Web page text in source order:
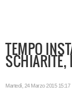
TEMPO
SCHIARITE,
Martedì, 24 Marzo 2015 15:17